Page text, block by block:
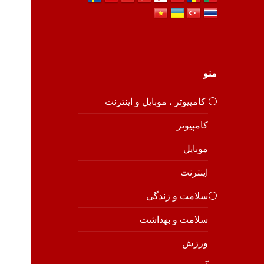
منو
⚪️ کامپیوتر ، موبایل و اینترنت
کامپیوتر
موبایل
اینترنت
⚪️سلامت و زندگی
سلامت و بهداشت
ورزش